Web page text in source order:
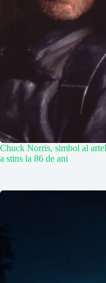
Chuck Norris, simbol al
a stins la 86 de ani